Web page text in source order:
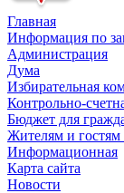
Главная
Информация по
Администрация
Дума
Избирательная
Контрольно-
Бюджет для
Жителям и гостям
Информационная
Карта сайта
Новости